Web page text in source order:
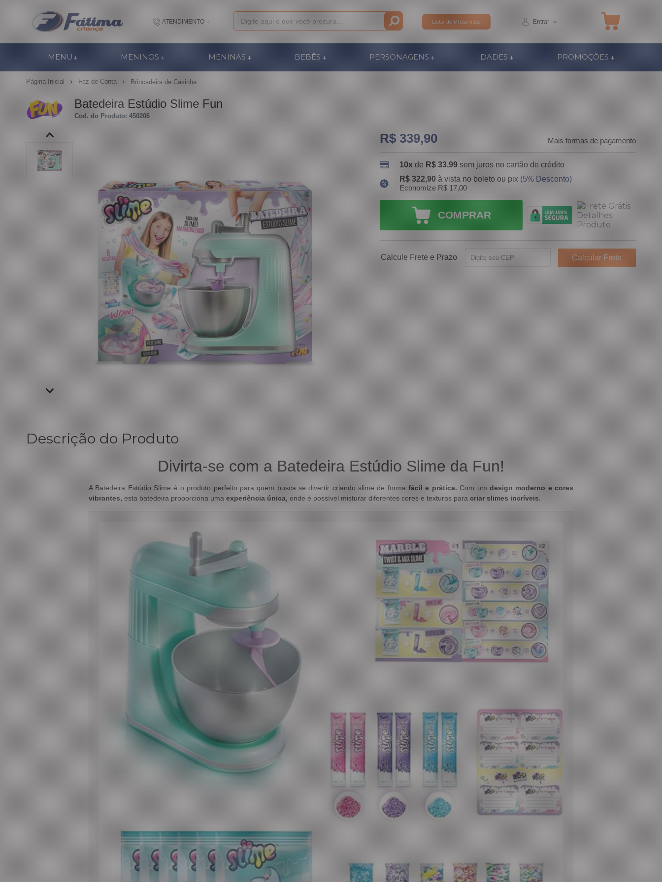
ATENDIMENTO
(48) 3437-7011
48 988184672
contato@fatimacrianca.com.br
Central de Ajuda
Lista de Presentes Entrar
MENU MENINOS MENINAS BEBÊS PERSONAGENS IDADES PROMOÇÕES
Página Inicial Faz de Conta Brincadeira de Casinha
Batedeira Estúdio Slime Fun
Cod. do Produto: 450206
R$ 339,90 Mais formas de pagamento
10xdeR$ 33,99 sem juros no cartão de crédito
R$ 322,90à vista no boleto ou pix (5% Desconto)
Economize R$ 17,00
COMPRAR
Calcule Frete e Prazo
Descrição do Produto
Divirta-se com a Batedeira Estúdio Slime da Fun!
A Batedeira Estúdio Slime é o produto perfeito para quem busca se divertir criando slime de formafácil e prática.Com umdesign moderno e cores
vibrantes,esta batedeira proporciona umaexperiência única,onde é possível misturar diferentes cores e texturas paracriar slimes incríveis.